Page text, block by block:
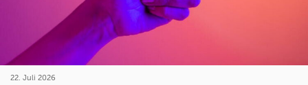
22. Juli 2026